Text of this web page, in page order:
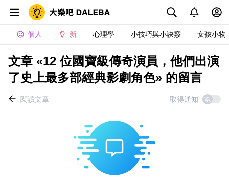
個人 新 心理學 小技巧與小訣竅 女孩小物
文章 «12 位國寶級傳奇演員，他們出演
了史上最多部經典影劇角色» 的留言
閱讀文章 取得通知